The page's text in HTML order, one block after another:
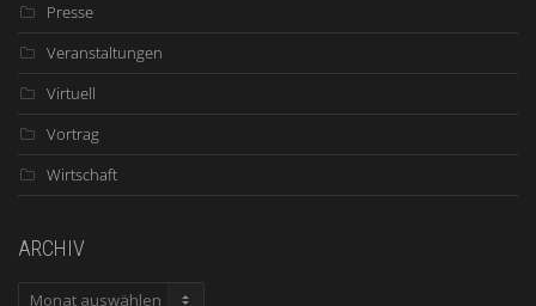
Presse
Veranstaltungen
Virtuell
Vortrag
Wirtschaft
ARCHIV
ARCHIV